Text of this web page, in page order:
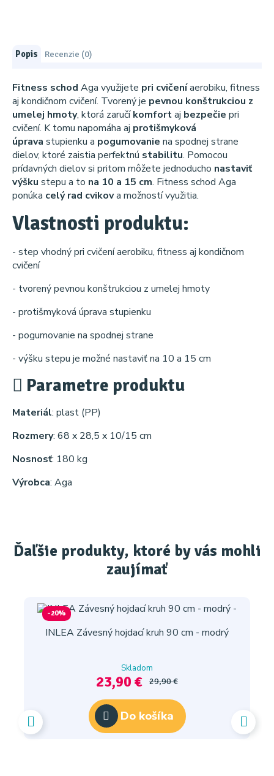
Popis Recenzie (0)
Fitness schod Aga využijete pri cvičeníaerobiku, fitness
aj kondičnom cvičení. Tvorený je pevnou konštrukciou z
umelej hmoty, ktorá zaručíkomfortaj bezpečie pri
cvičení. K tomu napomáha aj protišmyková
úprava stupienku a pogumovanie na spodnej strane
dielov, ktoré zaistia perfektnú stabilitu. Pomocou
prídavných dielov si pritom môžete jednoducho nastaviť
výšku stepu a to na 10 a 15 cm. Fitness schod Aga
ponúka celý rad cvikova možností využitia.
Vlastnosti produktu:
- step vhodný pri cvičení aerobiku, fitness aj kondičnom
cvičení
- tvorený pevnou konštrukciou z umelej hmoty
- protišmyková úprava stupienku
- pogumovanie na spodnej strane
- výšku stepu je možné nastaviť na 10 a 15 cm
Parametre produktu
Materiál: plast (PP)
Rozmery: 68 x 28,5 x 10/15 cm
Nosnosť: 180 kg
Výrobca: Aga
Ďaľšie produkty, ktoré by vás mohli
zaujímať
-20%
INLEA Závesný hojdací kruh 90 cm - modrý
Skladom
23,90 € 29,90 €
Do košíka